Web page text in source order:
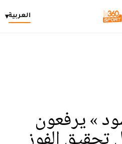
العربية▾
» يرفعون
تحقيق الفوز